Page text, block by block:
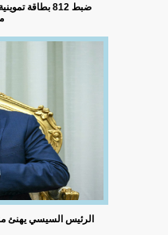
الرئيس السيسي يهنئ